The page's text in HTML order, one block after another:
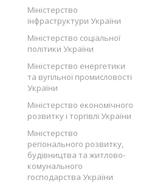
Міністерство
інфраструктури України
Міністерство соціальної
політики України
Міністерство енергетики
та вугільної промисловості
України
Міністерство економічного
розвитку і торгівлі України
Міністерство
регіонального розвитку,
будівництва та житлово-
комунального
господарства України